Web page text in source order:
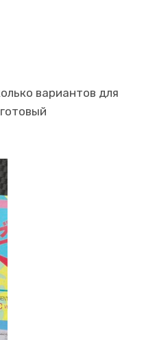
вариантов для